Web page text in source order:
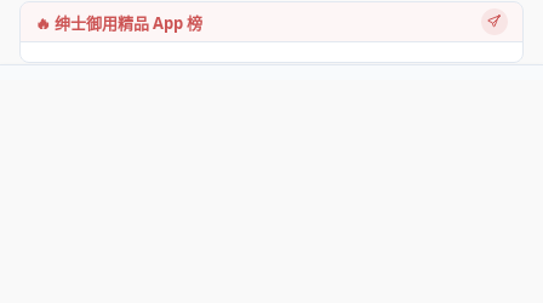
🔥 绅士御用精品 App 榜